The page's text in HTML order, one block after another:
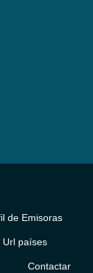
de Emisoras
Url países
Contactar